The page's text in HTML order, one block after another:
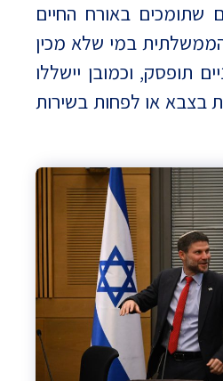
שתומכים באורח החיים
במי שלא מכין
תופסק, וכמובן יישללו
בצבא או לפחות בשירות